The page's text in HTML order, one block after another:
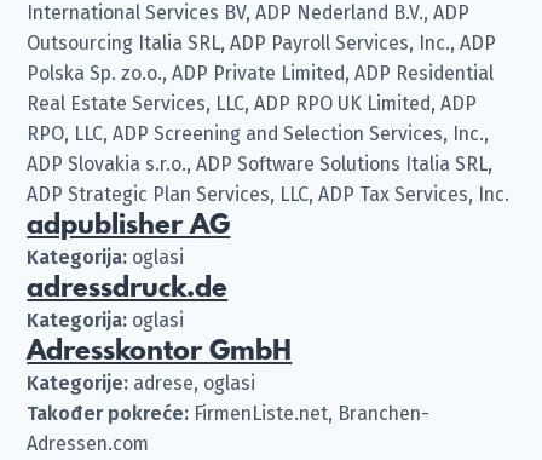
International Services BV, ADP Nederland B.V., ADP
Outsourcing Italia SRL, ADP Payroll Services, Inc., ADP
Polska Sp. zo.o., ADP Private Limited, ADP Residential
Real Estate Services, LLC, ADP RPO UK Limited, ADP
RPO, LLC, ADP Screening and Selection Services, Inc.,
ADP Slovakia s.r.o., ADP Software Solutions Italia SRL,
ADP Strategic Plan Services, LLC, ADP Tax Services, Inc.
adpublisher AG
Kategorija: oglasi
adressdruck.de
Kategorija: oglasi
Adresskontor GmbH
Kategorije: adrese, oglasi
Također pokreće: FirmenListe.net, Branchen-
Adressen.com